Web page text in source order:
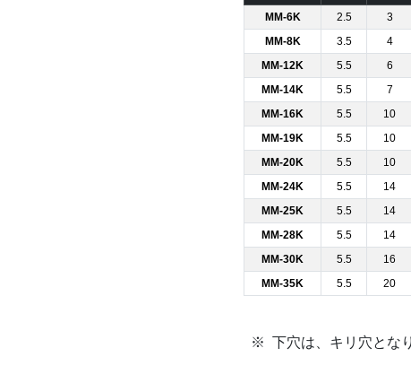
MM-6K
2.5 3
MM-8K
3.5 4
MM-12K
5.5 6
MM-14K
5.5 7
MM-16K
5.5 10
MM-19K
5.5 10
MM-20K
5.5 10
MM-24K
5.5 14
MM-25K
5.5 14
MM-28K
5.5 14
MM-30K
5.5 16
MM-35K
5.5 20
下穴は、キリ穴とな